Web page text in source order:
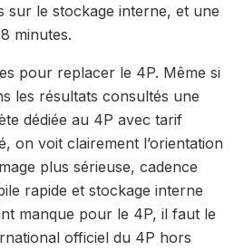
sur le stockage interne, et une
minutes.
pour replacer le 4P. Même si
les résultats consultés une
dédiée au 4P avec tarif
on voit clairement l’orientation
plus sérieuse, cadence
rapide et stockage interne
manque pour le 4P, il faut le
officiel du 4P hors